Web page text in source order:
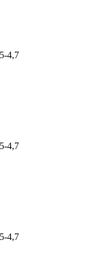
4,7
4,7
4,7